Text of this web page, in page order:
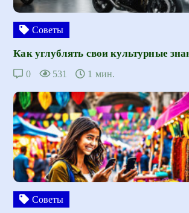
Советы
Как углублять свои культурные
0 531 1 мин.
Советы